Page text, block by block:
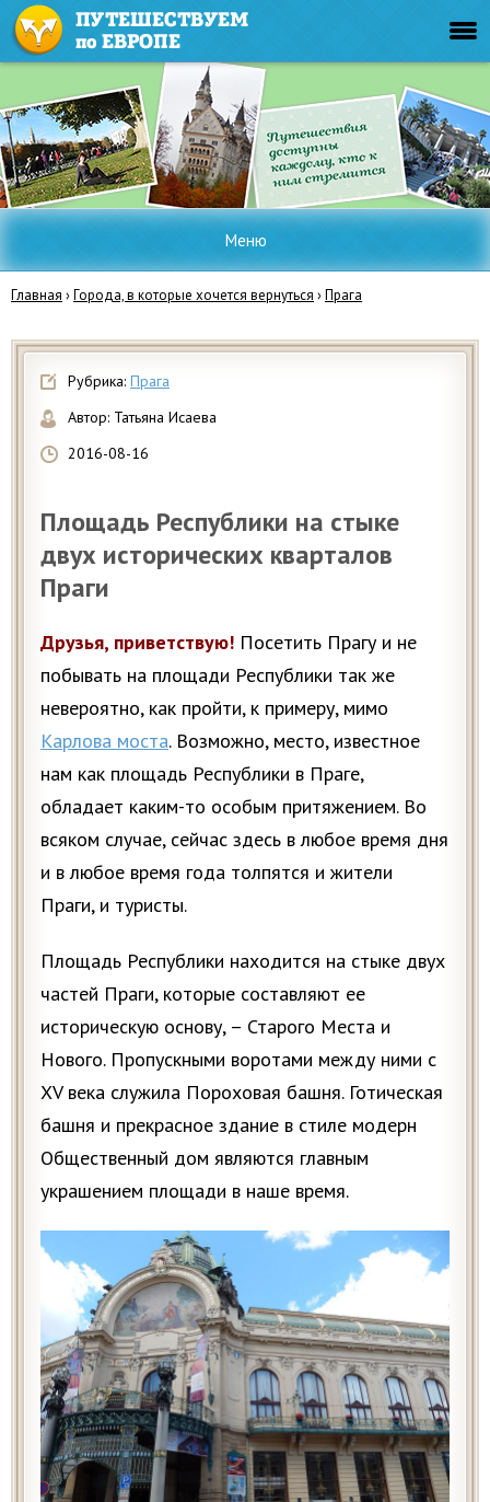
Меню
Главная ›Города, в которые хочется вернуться ›Прага
Рубрика: Прага
Автор: Татьяна Исаева
2016-08-16
Площадь Республики на стыке
двух исторических кварталов
Праги
Друзья, приветствую! Посетить Прагу и не
побывать на площади Республики так же
невероятно, как пройти, к примеру, мимо
Карлова моста. Возможно, место, известное
нам как площадь Республики в Праге,
обладает каким-то особым притяжением. Во
всяком случае, сейчас здесь в любое время дня
и в любое время года толпятся и жители
Праги, и туристы.
Площадь Республики находится на стыке двух
частей Праги, которые составляют ее
историческую основу, – Старого Места и
Нового. Пропускными воротами между ними с
XV века служила Пороховая башня. Готическая
башня и прекрасное здание в стиле модерн
Общественный дом являются главным
украшением площади в наше время.